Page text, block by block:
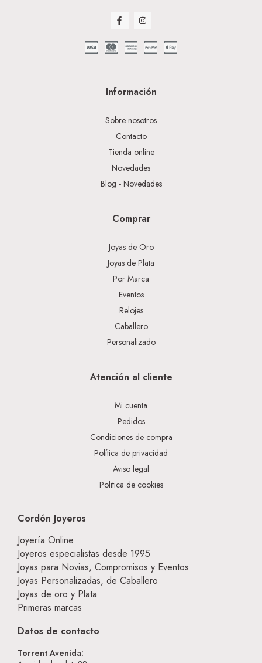
Información
Sobre nosotros
Contacto
Tienda online
Novedades
Blog - Novedades
Comprar
Joyas de Oro
Joyas de Plata
Por Marca
Eventos
Relojes
Caballero
Personalizado
Atención al cliente
Mi cuenta
Pedidos
Condiciones de compra
Política de privacidad
Aviso legal
Politica de cookies
Cordón Joyeros
Joyería Online
Joyeros especialistas desde 1995
Joyas para Novias, Compromisos y Eventos
Joyas Personalizadas, de Caballero
Joyas de oro y Plata
Primeras marcas
Datos de contacto
Torrent Avenida: